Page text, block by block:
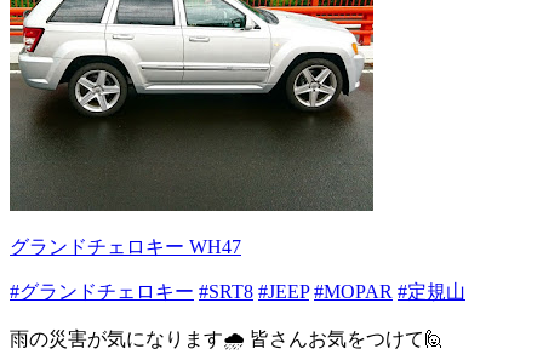
グランドチェロキー WH47
#グランドチェロキー #SRT8 #JEEP #MOPAR #定規山
雨の災害が気になります🌧️ 皆さんお気をつけて🙋